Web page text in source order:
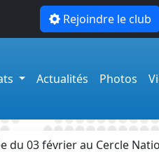
Rejoindre le club
Actualités Photos
du 03 février au Cercle